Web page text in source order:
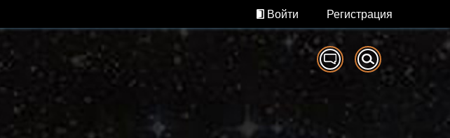
Войти Регистрация